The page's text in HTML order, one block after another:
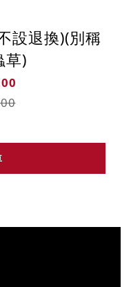
設退換)(別稱
草)